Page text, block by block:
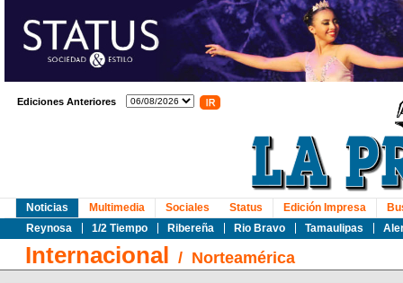
Ediciones Anteriores
Noticias
Reynosa
1/2 Tiempo Ribereña Rio Bravo Tamaulipas
Multimedia Sociales Status Edición Impresa
Internacional / Norteamérica